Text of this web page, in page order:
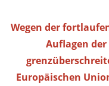
Wegen der
Auflagen
Europäischen